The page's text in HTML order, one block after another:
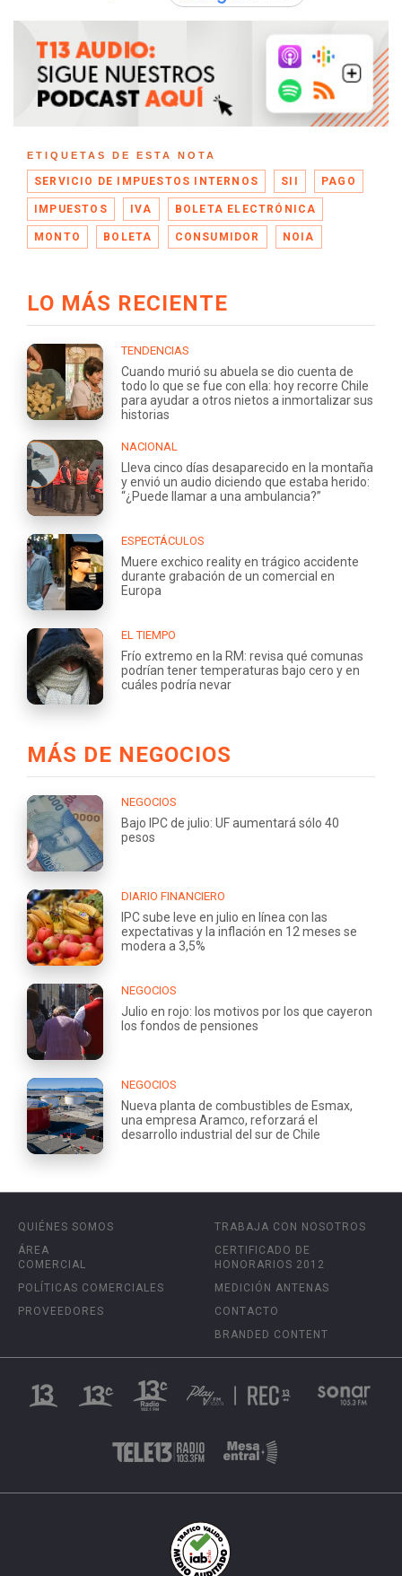
ETIQUETAS DE ESTA NOTA
SERVICIO DE IMPUESTOS INTERNOS SII PAGO
IMPUESTOS IVA BOLETA ELECTRÓNICA
MONTO BOLETA CONSUMIDOR NOIA
LO MÁS RECIENTE
TENDENCIAS
Cuando murió su abuela se dio cuenta de
todo lo que se fue con ella: hoy recorre Chile
para ayudar a otros nietos a inmortalizar sus
historias
NACIONAL
Lleva cinco días desaparecido en la montaña
y envió un audio diciendo que estaba herido:
“¿Puede llamar a una ambulancia?”
ESPECTÁCULOS
Muere exchico reality en trágico accidente
durante grabación de un comercial en
Europa
EL TIEMPO
Frío extremo en la RM: revisa qué comunas
podrían tener temperaturas bajo cero y en
cuáles podría nevar
MÁS DE NEGOCIOS
NEGOCIOS
Bajo IPC de julio: UF aumentará sólo 40
pesos
DIARIO FINANCIERO
IPC sube leve en julio en línea con las
expectativas y la inflación en 12 meses se
modera a 3,5%
NEGOCIOS
Julio en rojo: los motivos por los que cayeron
los fondos de pensiones
NEGOCIOS
Nueva planta de combustibles de Esmax,
una empresa Aramco, reforzará el
desarrollo industrial del sur de Chile
QUIÉNES SOMOS
ÁREA
COMERCIAL
POLÍTICAS COMERCIALES
PROVEEDORES
TRABAJA CON NOSOTROS
CERTIFICADO DE
HONORARIOS 2012
MEDICIÓN ANTENAS
CONTACTO
BRANDED CONTENT